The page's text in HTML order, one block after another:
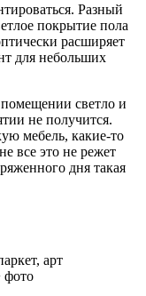
Разный
покрытие пола
расширяет
для небольших
светло и
не получится.
мебель, какие-то
все это не режет
дня такая